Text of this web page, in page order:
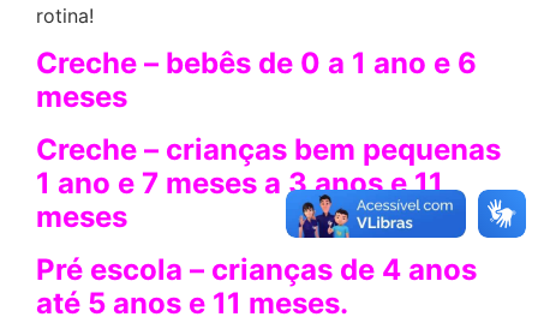
rotina!
Creche – bebês de 0 a 1 ano e 6
meses
Creche – crianças bem pequenas
1 ano e 7 meses a 3 anos e 11
meses
Pré escola – crianças de 4 anos
até 5 anos e 11 meses.